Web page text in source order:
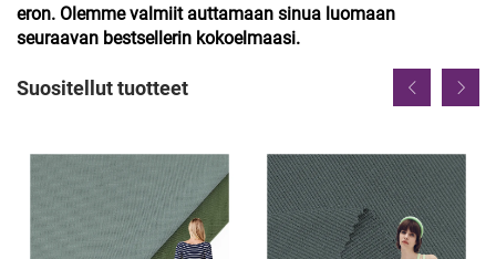
eron. Olemme valmiit auttamaan sinua luomaan
seuraavan bestsellerin kokoelmaasi.
Suositellut tuotteet